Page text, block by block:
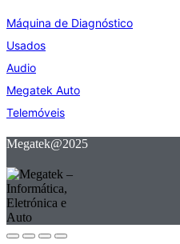
Máquina de Diagnóstico
Usados
Audio
Megatek Auto
Telemóveis
Megatek@2025